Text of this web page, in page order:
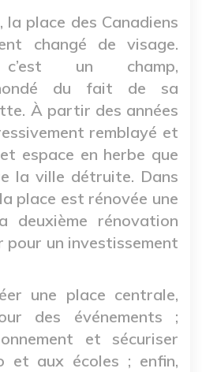
la place des Canadiens
changé de visage.
c’est un champ,
du fait de sa
À partir des années
remblayé et
espace en herbe que
la ville détruite. Dans
place est rénovée une
deuxième rénovation
pour un investissement
une place centrale,
des événements ;
et sécuriser
et aux écoles ; enfin,